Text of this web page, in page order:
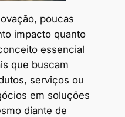
poucas
impacto quanto
essencial
que buscam
serviços ou
em soluções
diante de